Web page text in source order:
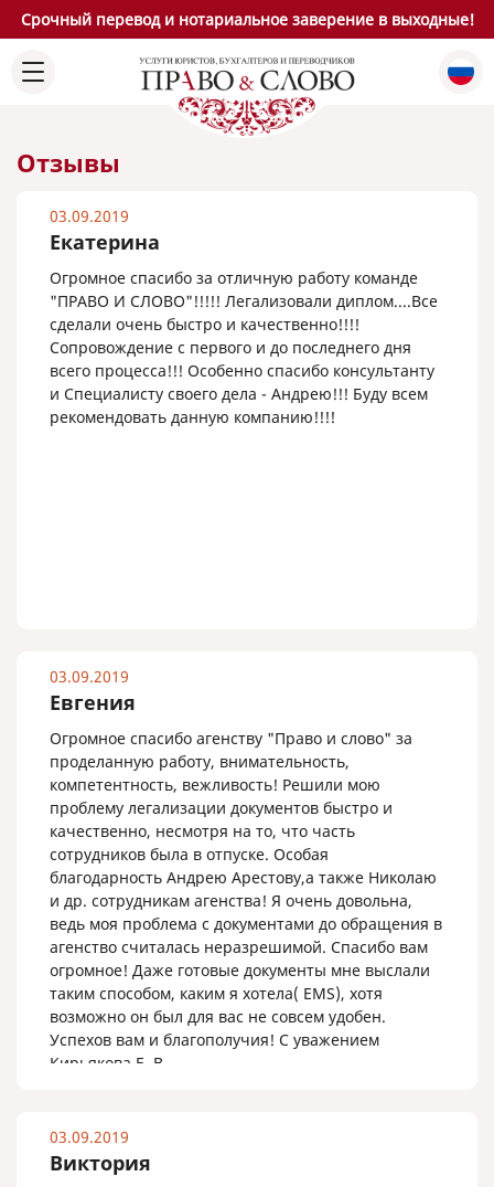
Срочный перевод и нотариальное заверение в выходные!
Отзывы
03.09.2019
Екатерина
Огромное спасибо за отличную работу команде
"ПРАВО И СЛОВО"!!!!! Легализовали диплом....Все
сделали очень быстро и качественно!!!!
Сопровождение с первого и до последнего дня
всего процесса!!! Особенно спасибо консультанту
и Специалисту своего дела - Андрею!!! Буду всем
рекомендовать данную компанию!!!!
03.09.2019
Евгения
Огромное спасибо агенству "Право и слово" за
проделанную работу, внимательность,
компетентность, вежливость! Решили мою
проблему легализации документов быстро и
качественно, несмотря на то, что часть
сотрудников была в отпуске. Особая
благодарность Андрею Арестову,а также Николаю
и др. сотрудникам агенства! Я очень довольна,
ведь моя проблема с документами до обращения в
агенство считалась неразрешимой. Спасибо вам
огромное! Даже готовые документы мне выслали
таким способом, каким я хотела( ЕМS), хотя
возможно он был для вас не совсем удобен.
Успехов вам и благополучия! С уважением
Кирьякова Е. В.
03.09.2019
Виктория